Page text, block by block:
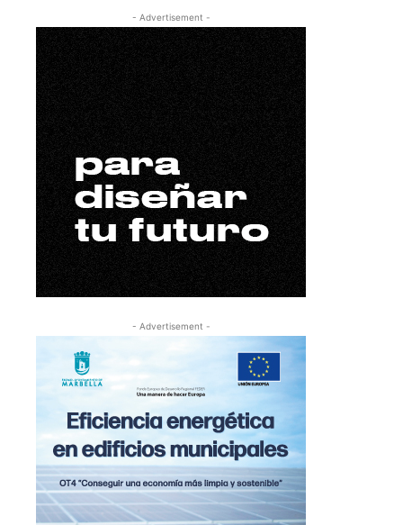
- Advertisement -
- Advertisement -